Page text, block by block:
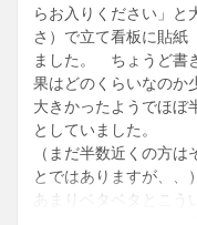
らお入りください」と
さ）で立て看板に貼紙
ました。 ちょうど書
果はどのくらいなのか
大きかったようでほぼ
としていました。
（まだ半数近くの方
とではありますが、、）
あまりベタベタとこう